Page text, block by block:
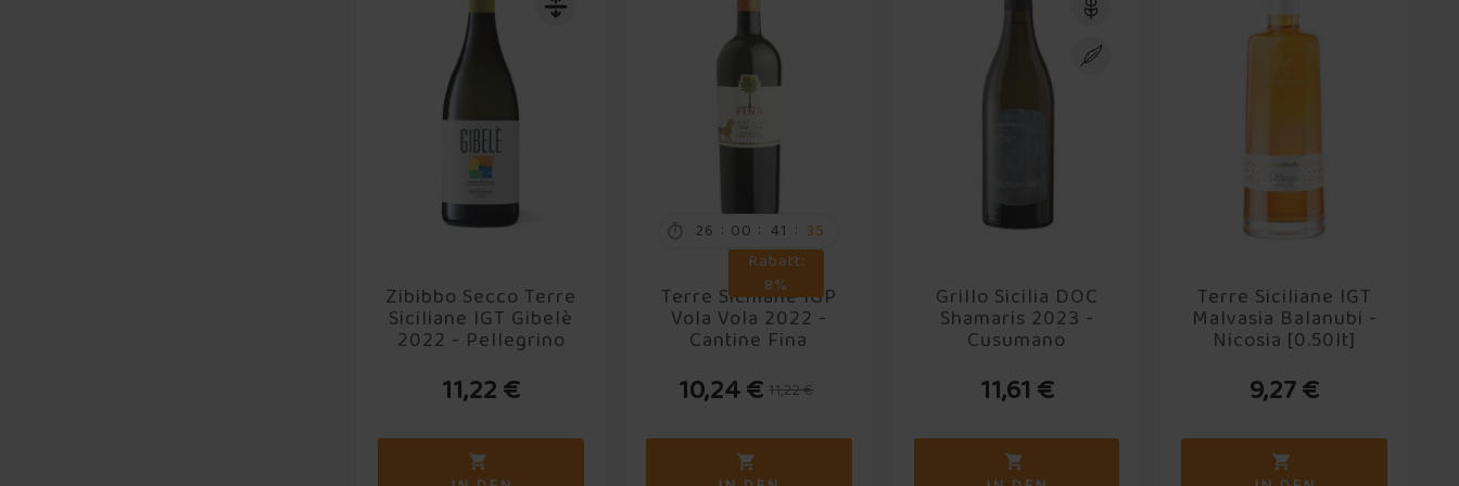
Zibibbo Secco Terre
Siciliane IGT Gibelè
2022 - Pellegrino
11,22 €

 26 : 00 : 41 : 34
Terre Siciliane IGP
Vola Vola 2022 -
Cantine Fina
10,24 € 11,22 €
Rabatt:
8%

Grillo Sicilia DOC
Shamaris 2023 -
Cusumano
11,61 €

Terre Siciliane IGT
Malvasia Balanubi -
Nicosia [0.50lt]
9,27 €
